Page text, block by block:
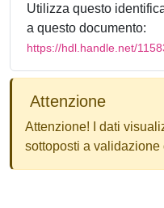
Utilizza questo
a questo documento:
https://hdl.handle.net/
Attenzione
Attenzione! I dati
sottoposti a